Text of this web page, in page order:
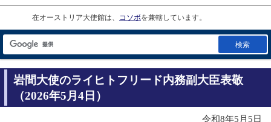
在オーストリア大使館は、 コソボを兼轄しています。
検索
岩間大使のライヒトフリード内務副大臣表敬
（2026年5月4日）
令和8年5月5日